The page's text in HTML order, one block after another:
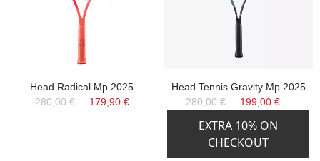
Head Radical Mp 2025
280,00 €
179,90 €
Head Tennis Gravity Mp 2025
280,00 €
199,00 €
EXTRA 10% ON
CHECKOUT